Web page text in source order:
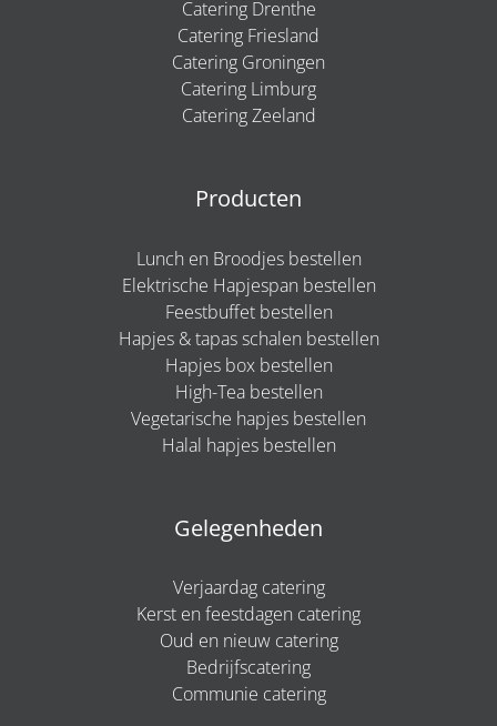
Catering Drenthe
Catering Friesland
Catering Groningen
Catering Limburg
Catering Zeeland
Producten
Lunch en Broodjes bestellen
Elektrische Hapjespan bestellen
Feestbuffet bestellen
Hapjes & tapas schalen bestellen
Hapjes box bestellen
High-Tea bestellen
Vegetarische hapjes bestellen
Halal hapjes bestellen
Gelegenheden
Verjaardag catering
Kerst en feestdagen catering
Oud en nieuw catering
Bedrijfscatering
Communie catering